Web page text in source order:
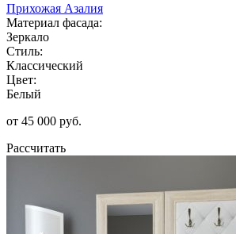
Прихожая Азалия
Материал фасада:
Зеркало
Стиль:
Классический
Цвет:
Белый
от 45 000 руб.
Рассчитать